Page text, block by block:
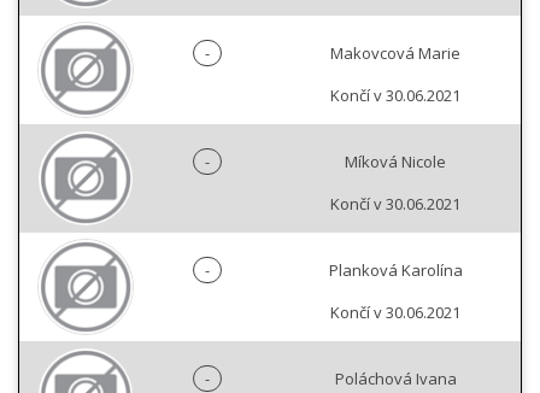
-
Makovcová Marie
Končí v 30.06.2021
-
Míková Nicole
Končí v 30.06.2021
-
Planková Karolína
Končí v 30.06.2021
-
Poláchová Ivana